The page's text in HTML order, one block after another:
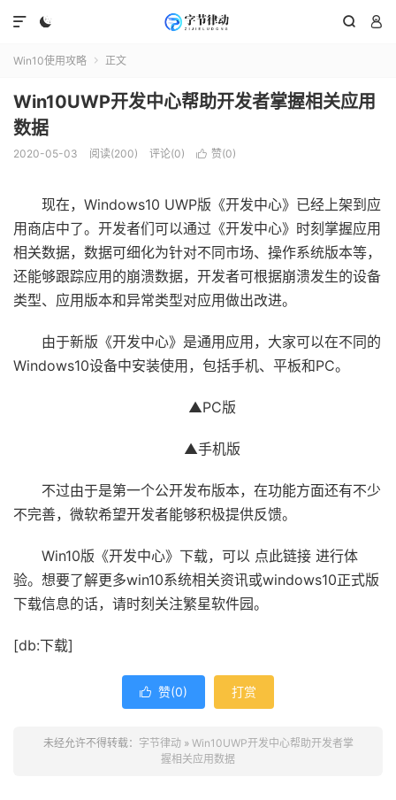
  

Win10使用攻略  正文
Win10UWP开发中心帮助开发者掌握相关应用
数据
2020-05-03 阅读(200) 评论(0)  赞(0)
现在，Windows10 UWP版《开发中心》已经上架到应
用商店中了。开发者们可以通过《开发中心》时刻掌握应用
相关数据，数据可细化为针对不同市场、操作系统版本等，
还能够跟踪应用的崩溃数据，开发者可根据崩溃发生的设备
类型、应用版本和异常类型对应用做出改进。
由于新版《开发中心》是通用应用，大家可以在不同的
Windows10设备中安装使用，包括手机、平板和PC。
▲PC版
▲手机版
不过由于是第一个公开发布版本，在功能方面还有不少
不完善，微软希望开发者能够积极提供反馈。
Win10版《开发中心》下载，可以 点此链接 进行体
验。想要了解更多win10系统相关资讯或windows10正式版
下载信息的话，请时刻关注繁星软件园。
[db:下载]
 赞(0) 打赏
未经允许不得转载： 字节律动» Win10UWP开发中心帮助开发者掌
握相关应用数据